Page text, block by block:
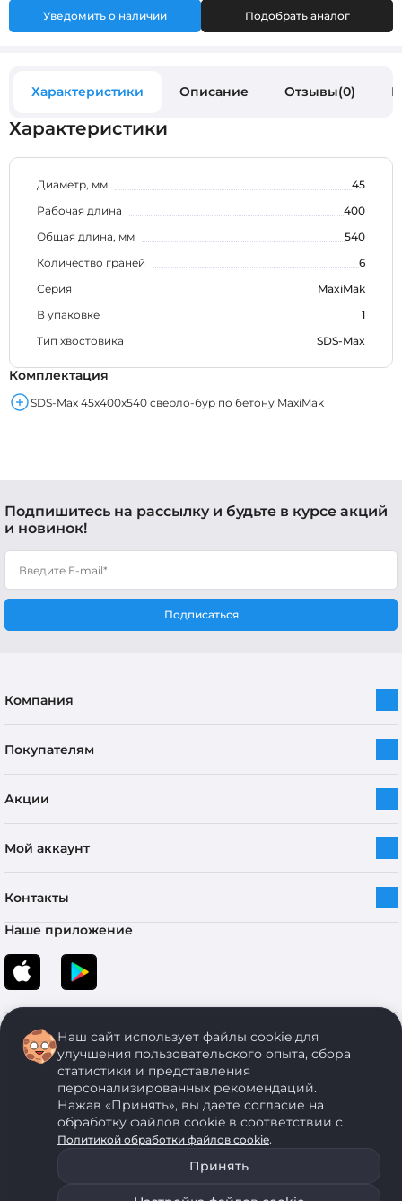
Уведомить о наличии Подобрать аналог
Характеристики Описание Отзывы(0)
Характеристики
Диаметр, мм
45
Рабочая длина
400
Общая длина, мм
540
Количество граней
6
Серия
MaxiMak
В упаковке
1
Тип хвостовика
SDS-Max
Комплектация
SDS-Max 45x400x540 сверло-бур по бетону MaxiMak
Подпишитесь на рассылку и будьте в курсе акций
и новинок!
Подписаться
Компания
Покупателям
Акции
Мой аккаунт
Контакты
Наше приложение
Copyright © 2005-2026 ОДО “ЭКОНОМСТРОЙ”. Все права защищены.
ОДО "ЭКОНОМСТРОЙ" Юр.адрес: 224011, г. Брест, ул. Чичерина, д. 26 УНП: 290429086, регистрация:№
05554, выдано 06 сентября 2005 г. Зарегистрировал Брестский областной исполнительный комитет 31
августа 2005 г. Регистрация интернет-магазина: в Торговом реестре Республики Беларусь № 525626
Наш сайт использует файлы cookie для
улучшения пользовательского опыта, сбора
статистики и представления
персонализированных рекомендаций.
Нажав «Принять», вы даете согласие на
обработку файлов cookie в соответствии с
Политикой обработки файлов cookie.
Принять